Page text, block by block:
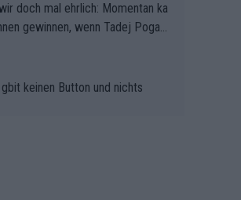
Niewiadoma hat psychologisch O
Vollering müssen jetzt All-In ge
doch mal ehrlich: Momentan ka
gewinnen, wenn Tadej Pogaca
keinen Button und nichts